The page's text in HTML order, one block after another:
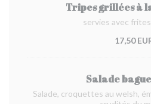
Tripes grillées à
servies avec
17,50
Salade
Salade, croquettes au welsh,